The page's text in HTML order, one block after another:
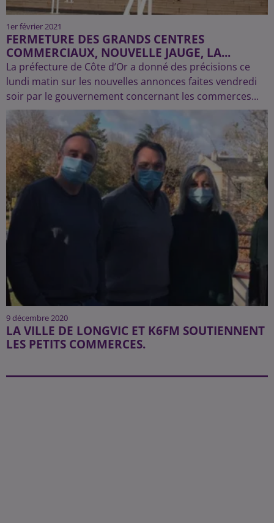
1er février 2021
FERMETURE DES GRANDS CENTRES
COMMERCIAUX, NOUVELLE JAUGE, LA...
La préfecture de Côte d’Or a donné des précisions ce
lundi matin sur les nouvelles annonces faites vendredi
soir par le gouvernement concernant les commerces...
9 décembre 2020
LA VILLE DE LONGVIC ET K6FM SOUTIENNENT
LES PETITS COMMERCES.